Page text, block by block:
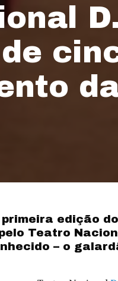
edição
Teatro
– o